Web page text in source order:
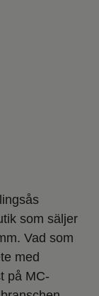
som säljer
Vad som
med
på MC-